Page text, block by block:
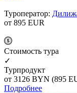
Туроператор:
от 895 EUR
Cтоимость тура
✓
Турпродукт
от 3126 BYN (895
Подробнее